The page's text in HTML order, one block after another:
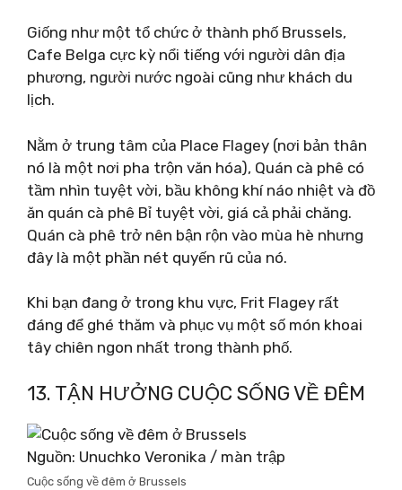
Giống như một tổ chức ở thành phố Brussels,
Cafe Belga cực kỳ nổi tiếng với người dân địa
phương, người nước ngoài cũng như khách du
lịch.
Nằm ở trung tâm của Place Flagey (nơi bản thân
nó là một nơi pha trộn văn hóa), Quán cà phê có
tầm nhìn tuyệt vời, bầu không khí náo nhiệt và đồ
ăn quán cà phê Bỉ tuyệt vời, giá cả phải chăng.
Quán cà phê trở nên bận rộn vào mùa hè nhưng
đây là một phần nét quyến rũ của nó.
Khi bạn đang ở trong khu vực, Frit Flagey rất
đáng để ghé thăm và phục vụ một số món khoai
tây chiên ngon nhất trong thành phố.
13. TẬN HƯỞNG CUỘC SỐNG VỀ ĐÊM
Nguồn: Unuchko Veronika / màn trập
Cuộc sống về đêm ở Brussels